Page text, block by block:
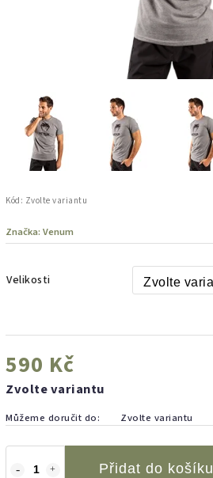
Kód: Zvolte variantu
Značka: Venum
Velikosti
590 Kč
Zvolte variantu
Můžeme doručit do: Zvolte variantu
Přidat do košíku